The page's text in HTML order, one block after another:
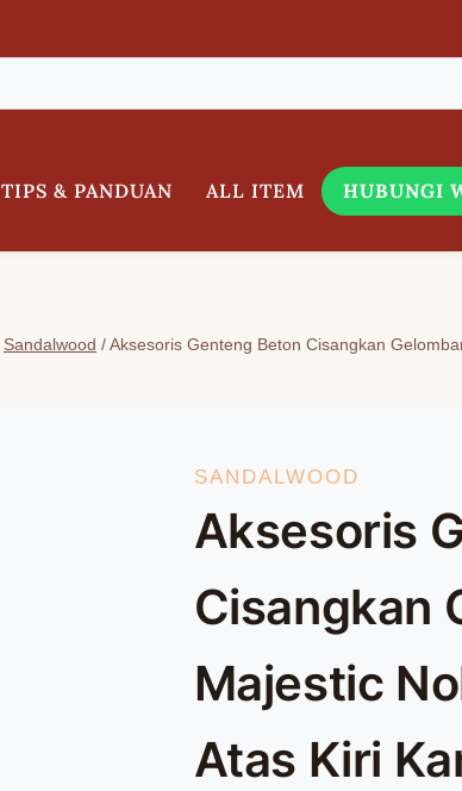
TIPS & PANDUAN ALL ITEM HUBUNGI
Sandalwood /Aksesoris Genteng Beton Cisangkan
SANDALWOOD
Aksesoris
Cisangkan
Majestic
Atas Kiri